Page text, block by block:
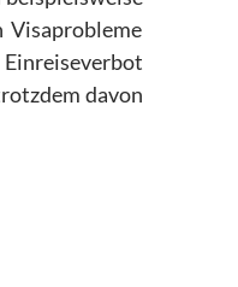
Visaprobleme
davon